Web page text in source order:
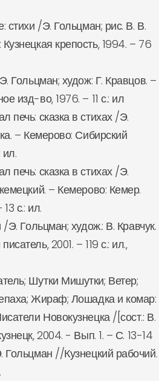
стихи /Э. Гольцман; рис. В. В.
крепость, 1994. – 76
Гольцман; худож: Г. Кравцов. –
изд-во, 1976. – 11 с.: ил
печь: сказка в стихах /Э.
– Кемерово: Сибирский
ил.
печь: сказка в стихах /Э.
– Кемерово: Кемер.
с.: ил.
/Э. Гольцман; худож.: В. Кравчук.
2001. – 119 с.: ил.,
Шутки Мишутки; Ветер;
Жираф; Лошадка и комар:
Новокузнецка /[сост.: В.
2004. - Вып. 1. – С. 13-14
//Кузнецкий рабочий.